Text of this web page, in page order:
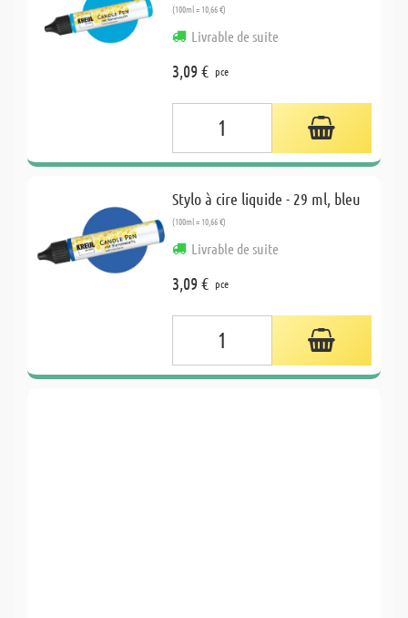
(100ml = 10,66 €)
Livrable de suite
3,09 € pce
Stylo à cire liquide - 29 ml, bleu
(100ml = 10,66 €)
Livrable de suite
3,09 € pce